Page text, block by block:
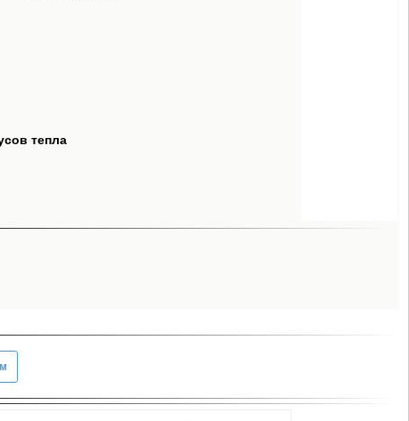
тепла